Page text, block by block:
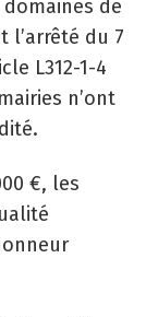
de
l’arrêté du 7
L312-1-4
n’ont
€, les